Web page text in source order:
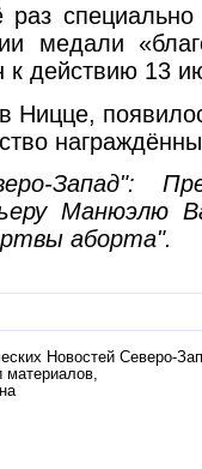
раз
медали
действию 13
Запад":
Манюэлю
аборта".
Новостей Северо-
материалов,